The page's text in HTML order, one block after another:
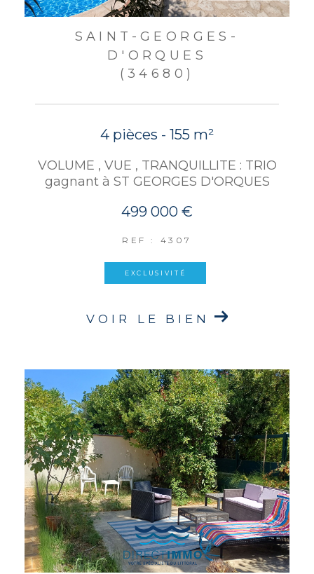
SAINT-GEORGES-
D'ORQUES
(34680)
4 pièces - 155 m²
VOLUME , VUE , TRANQUILLITE : TRIO
gagnant à ST GEORGES D'ORQUES
499 000 €
REF : 4307
EXCLUSIVITÉ
VOIR LE BIEN